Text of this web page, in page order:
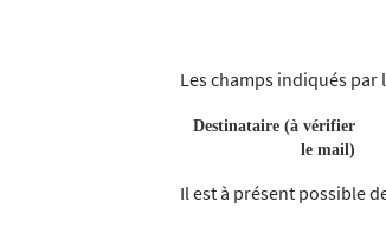
Les champs indiqués
Destinataire (à vérifier
le mail)
Il est à présent possible